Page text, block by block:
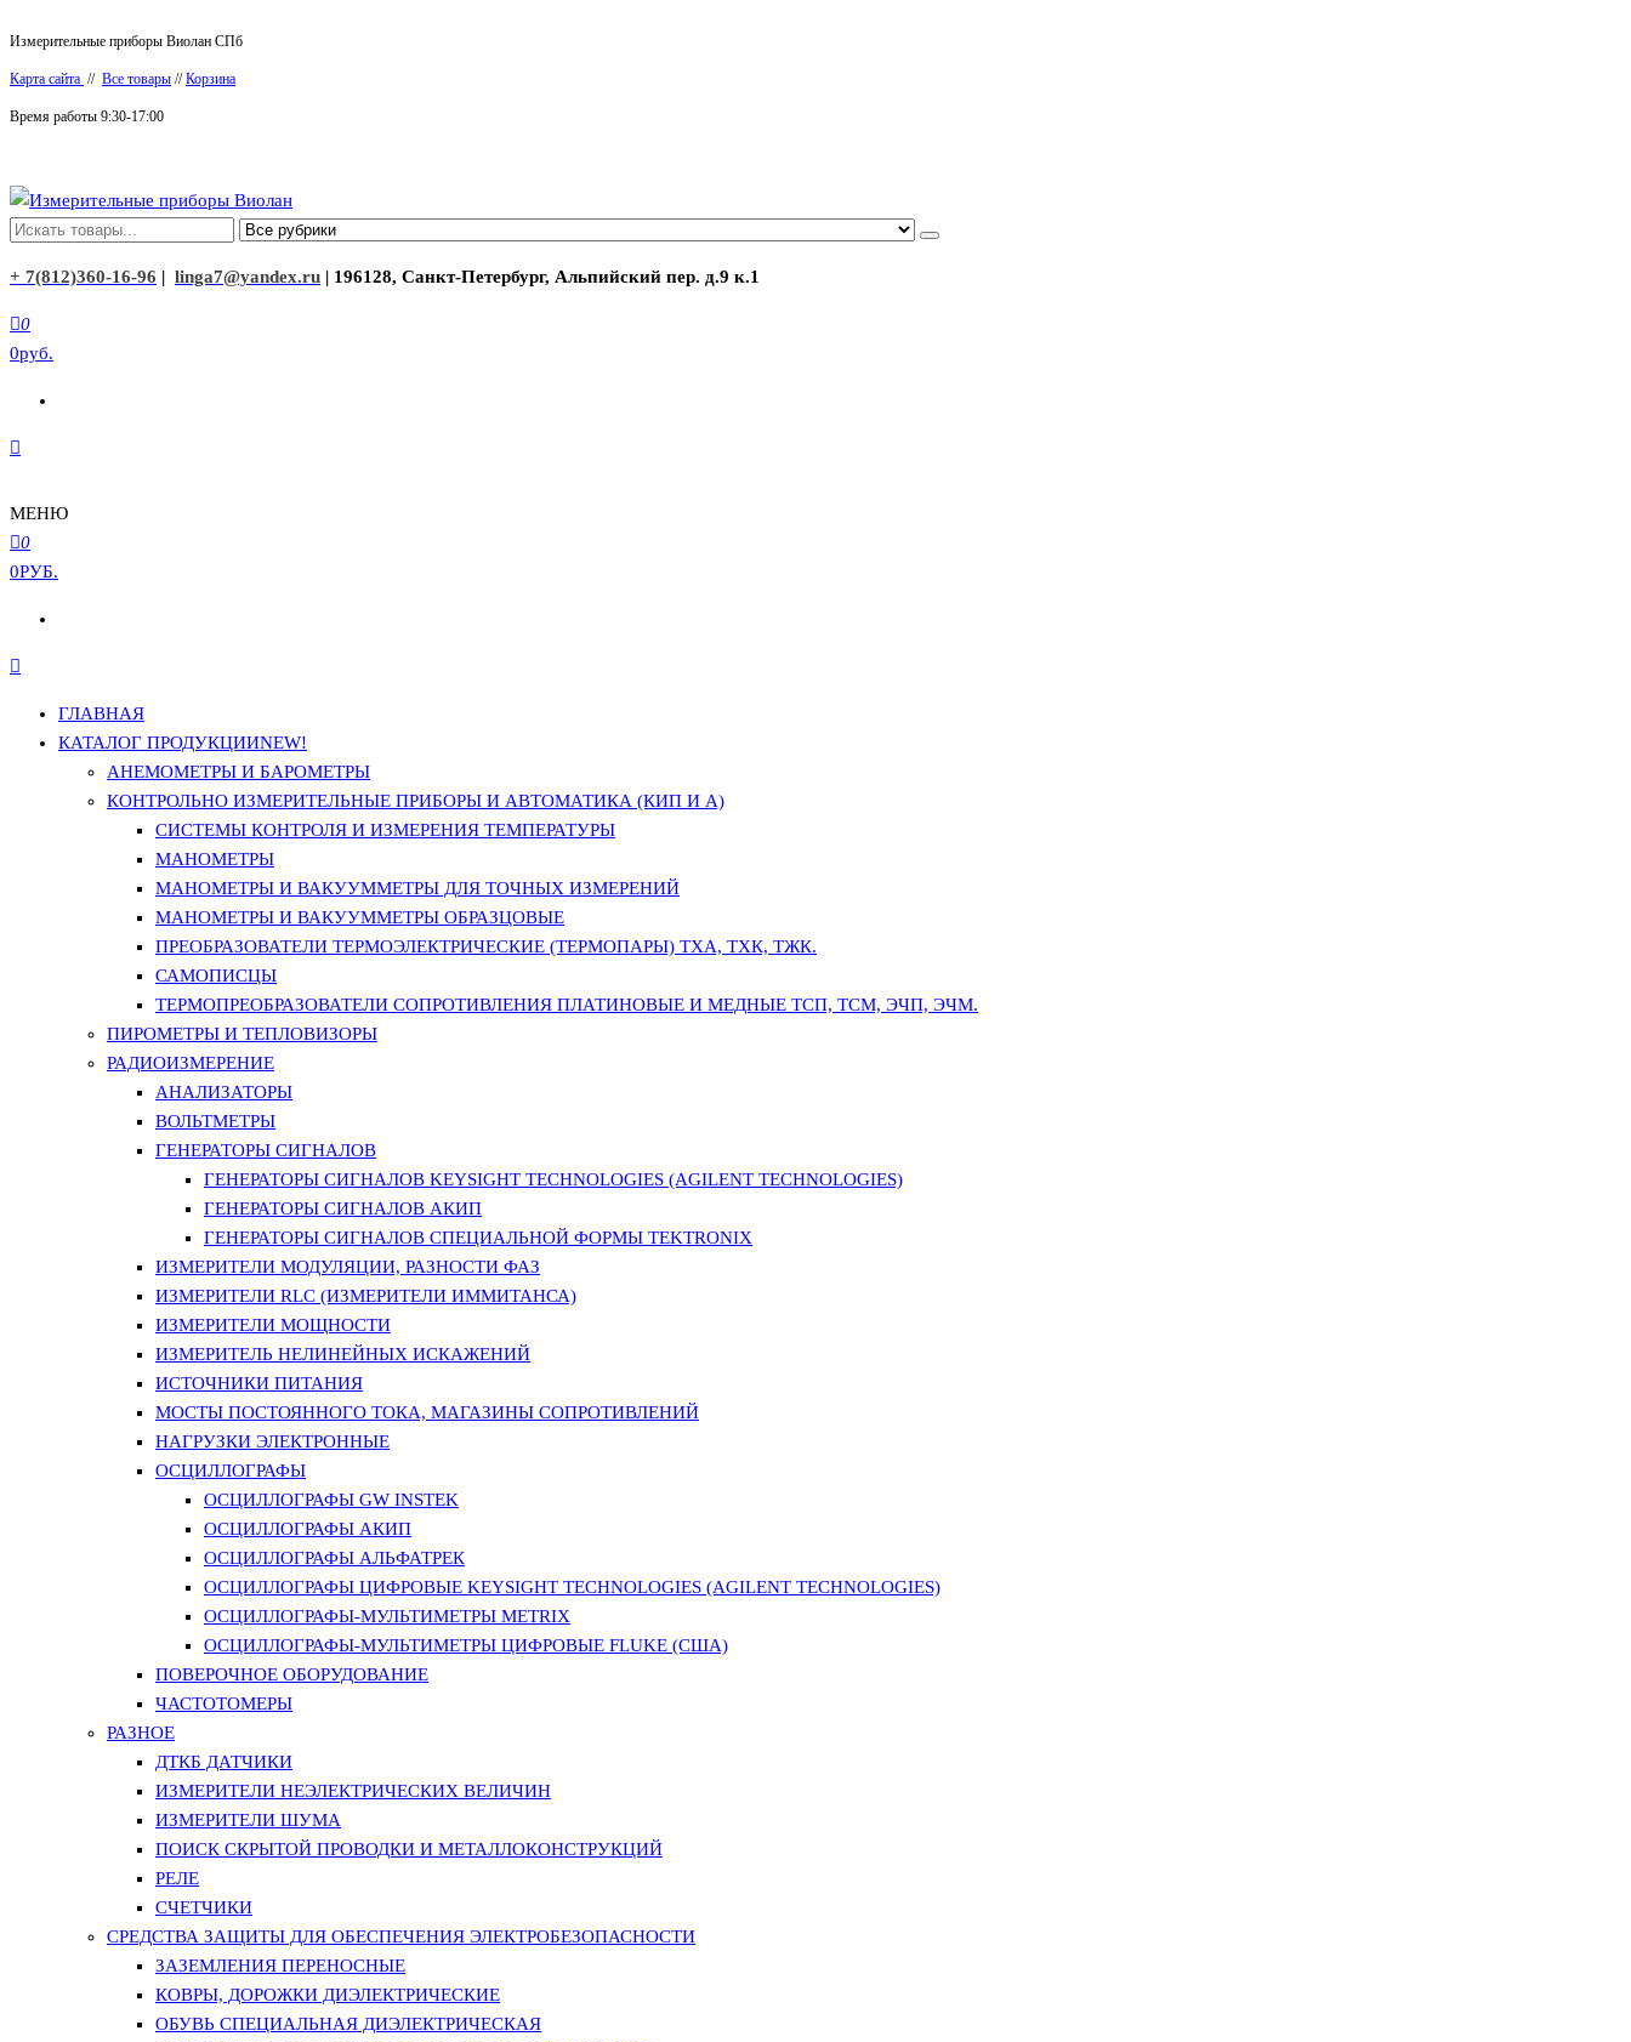
к
содержимому
Измерительные приборы Виолан СПб
Карта сайта // Все товары //Корзина
Время работы 9:30-17:00
Измерительные приборы Виолан
+ 7(812)360-16-96 | linga7@yandex.ru | 196128, Санкт-Петербург, Альпийский пер. д.9 к.1
0
0руб.
МЕНЮ
0
0РУБ.
ГЛАВНАЯ
КАТАЛОГ ПРОДУКЦИИNEW!
АНЕМОМЕТРЫ И БАРОМЕТРЫ
КОНТРОЛЬНО ИЗМЕРИТЕЛЬНЫЕ ПРИБОРЫ И АВТОМАТИКА (КИП И А)
СИСТЕМЫ КОНТРОЛЯ И ИЗМЕРЕНИЯ ТЕМПЕРАТУРЫ
МАНОМЕТРЫ
МАНОМЕТРЫ И ВАКУУММЕТРЫ ДЛЯ ТОЧНЫХ ИЗМЕРЕНИЙ
МАНОМЕТРЫ И ВАКУУММЕТРЫ ОБРАЗЦОВЫЕ
ПРЕОБРАЗОВАТЕЛИ ТЕРМОЭЛЕКТРИЧЕСКИЕ (ТЕРМОПАРЫ) ТХА, ТХК, ТЖК.
САМОПИСЦЫ
ТЕРМОПРЕОБРАЗОВАТЕЛИ СОПРОТИВЛЕНИЯ ПЛАТИНОВЫЕ И МЕДНЫЕ ТСП, ТСМ, ЭЧП, ЭЧМ.
ПИРОМЕТРЫ И ТЕПЛОВИЗОРЫ
РАДИОИЗМЕРЕНИЕ
АНАЛИЗАТОРЫ
ВОЛЬТМЕТРЫ
ГЕНЕРАТОРЫ СИГНАЛОВ
ГЕНЕРАТОРЫ СИГНАЛОВ KEYSIGHT TECHNOLOGIES (AGILENT TECHNOLOGIES)
ГЕНЕРАТОРЫ СИГНАЛОВ АКИП
ГЕНЕРАТОРЫ СИГНАЛОВ СПЕЦИАЛЬНОЙ ФОРМЫ TEKTRONIX
ИЗМЕРИТЕЛИ МОДУЛЯЦИИ, РАЗНОСТИ ФАЗ
ИЗМЕРИТЕЛИ RLC (ИЗМЕРИТЕЛИ ИММИТАНСА)
ИЗМЕРИТЕЛИ МОЩНОСТИ
ИЗМЕРИТЕЛЬ НЕЛИНЕЙНЫХ ИСКАЖЕНИЙ
ИСТОЧНИКИ ПИТАНИЯ
МОСТЫ ПОСТОЯННОГО ТОКА, МАГАЗИНЫ СОПРОТИВЛЕНИЙ
НАГРУЗКИ ЭЛЕКТРОННЫЕ
ОСЦИЛЛОГРАФЫ
ОСЦИЛЛОГРАФЫ GW INSTEK
ОСЦИЛЛОГРАФЫ АКИП
ОСЦИЛЛОГРАФЫ АЛЬФАТРЕК
ОСЦИЛЛОГРАФЫ ЦИФРОВЫЕ KEYSIGHT TECHNOLOGIES (AGILENT TECHNOLOGIES)
ОСЦИЛЛОГРАФЫ-МУЛЬТИМЕТРЫ METRIX
ОСЦИЛЛОГРАФЫ-МУЛЬТИМЕТРЫ ЦИФРОВЫЕ FLUKE (США)
ПОВЕРОЧНОЕ ОБОРУДОВАНИЕ
ЧАСТОТОМЕРЫ
РАЗНОЕ
ДТКБ ДАТЧИКИ
ИЗМЕРИТЕЛИ НЕЭЛЕКТРИЧЕСКИХ ВЕЛИЧИН
ИЗМЕРИТЕЛИ ШУМА
ПОИСК СКРЫТОЙ ПРОВОДКИ И МЕТАЛЛОКОНСТРУКЦИЙ
РЕЛЕ
СЧЕТЧИКИ
СРЕДСТВА ЗАЩИТЫ ДЛЯ ОБЕСПЕЧЕНИЯ ЭЛЕКТРОБЕЗОПАСНОСТИ
ЗАЗЕМЛЕНИЯ ПЕРЕНОСНЫЕ
КОВРЫ, ДОРОЖКИ ДИЭЛЕКТРИЧЕСКИЕ
ОБУВЬ СПЕЦИАЛЬНАЯ ДИЭЛЕКТРИЧЕСКАЯ